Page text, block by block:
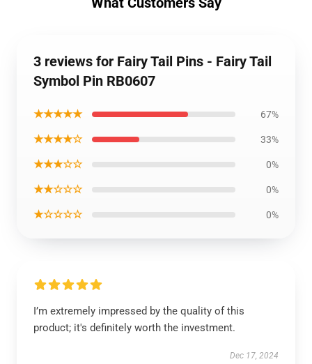
3 reviews for Fairy Tail Pins - Fairy Tail
Symbol Pin RB0607
★★★★★ 67%
★★★★☆ 33%
★★★☆☆ 0%
★★☆☆☆ 0%
★☆☆☆☆ 0%
I’m extremely impressed by the quality of this
product; it's definitely worth the investment.
Dec 17, 2024